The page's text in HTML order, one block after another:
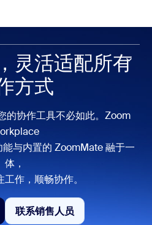
灵活适配所有
方式
的协作工具不必如此。Zoom
与内置的 ZoomMate 融于一
体，
作，顺畅协作。
联系销售人员
联系销售人员